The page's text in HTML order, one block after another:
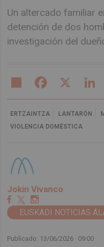
Un altercado familiar
detención de dos
investigación del
Share Facebook
ERTZAINTZA LANTARÓN
VIOLENCIA DOMÉSTICA
Jokin Vivanco
EUSKADI NOTICIAS
Publicado: 13/06/2026 · 09:00